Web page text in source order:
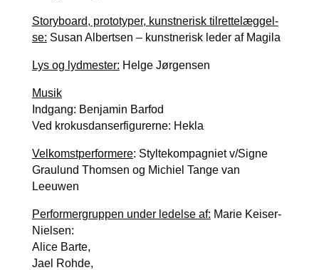
Story­bo­ard, pro­to­ty­per, kunst­ne­risk til­ret­te­læg­gel­
se: Sus­an Albert­sen – kunst­ne­risk leder af Magila
Lys og lyd­me­ster: Hel­ge Jør­gen­sen
Musik
Ind­gang: Benja­min Bar­fod
Ved kro­kus­dan­ser­fi­gu­rer­ne: Hekla
Vel­komst­per­for­me­re: Styl­te­kom­pag­ni­et v/Signe
Graulund Thom­sen og Michiel Tan­ge van
Leeuwen
Per­for­mer­grup­pen under ledel­se af: Marie Kei­ser-
Niel­sen:
Ali­ce Bar­te,
Jael Roh­de,